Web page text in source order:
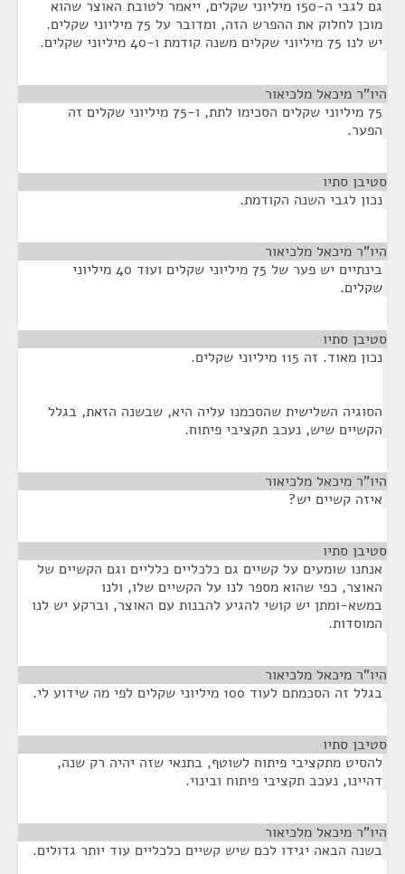
גם לגבי ה-150 מיליוני שקלים, ייאמר לטובת האוצר שהוא
מוכן לחלוק את ההפרש הזה, ומדובר על 75 מיליוני שקלים.
יש לנו 75 מיליוני שקלים משנה קודמת ו-40 מיליוני שקלים.
היו"ר מיכאל מלכיאור
75 מיליוני שקלים הסכימו לתת, ו-75 מיליוני שקלים זה
הפער.
סטיבן סתיו
נכון לגבי השנה הקודמת.
היו"ר מיכאל מלכיאור
בינתיים יש פער של 75 מיליוני שקלים ועוד 40 מיליוני
שקלים.
סטיבן סתיו
נכון מאוד. זה 115 מיליוני שקלים.
הסוגיה השלישית שהסכמנו עליה היא, שבשנה הזאת, בגלל
הקשיים שיש, נעכב תקציבי פיתוח.
היו"ר מיכאל מלכיאור
איזה קשיים יש?
סטיבן סתיו
אנחנו שומעים על קשיים גם כלכליים כלליים וגם הקשיים של
האוצר, כפי שהוא מספר לנו על הקשיים שלו, ולנו
במשא-ומתן יש קושי להגיע להבנות עם האוצר, וברקע יש לנו
המוסדות.
היו"ר מיכאל מלכיאור
בגלל זה הסכמתם לעוד 100 מיליוני שקלים לפי מה שידוע לי.
סטיבן סתיו
להסיט מתקציבי פיתוח לשוטף, בתנאי שזה יהיה רק שנה,
דהיינו, נעכב תקציבי פיתוח ובינוי.
היו"ר מיכאל מלכיאור
בשנה הבאה יגידו לכם שיש קשיים כלכליים עוד יותר גדולים.